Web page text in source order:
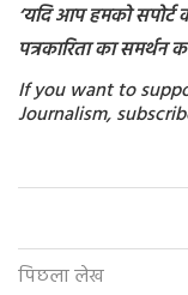
‘यदि आप हमको सपोर्ट
पत्रकारिता का
If you want to
Journalism,
पिछला लेख